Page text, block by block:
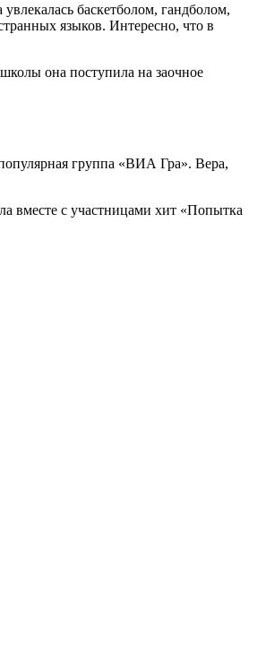
баскетболом, гандболом,
языков. Интересно, что в
она поступила на заочное
группа «ВИА Гра». Вера,
вместе с участницами хит «Попытка